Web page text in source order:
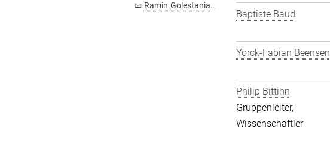
Baptiste Baud
Yorck-Fabian Beensen
Philip Bittihn
Gruppenleiter,
Wissenschaftler
Ramin.Golestanian@...